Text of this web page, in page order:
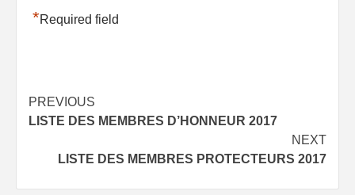
*Required field
Post
navigation
PREVIOUS
LISTE DES MEMBRES D’HONNEUR 2017
NEXT
LISTE DES MEMBRES PROTECTEURS 2017